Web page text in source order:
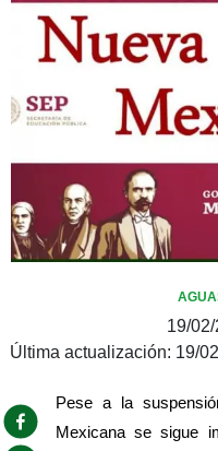
19/
Última actualización: 19/
Pese a la
Mexicana se sigue